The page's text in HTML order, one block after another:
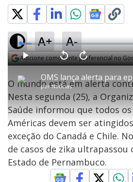
A+ A-
Adicione como fonte preferencial no
P
l
a
y
porNotícias
P V
t
a
r
1
0
e
g
n
d
s
A
n
ç
a
r
1
s
e
g
u
n
d
o
s
L
o
a
d
e
.
4
1
%
O mundo está em alerta
Nesta segunda (25), a
Saúde informou que todos
Américas devem ser
exceção do Canadá e Chile.
de casos de zika ultrapassou
Estado de Pernambuco.